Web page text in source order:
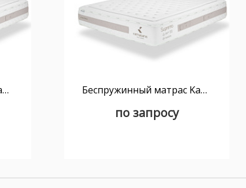
Беспружинный матрас Kamasana Supremo 200x210 Беспружинный матрас Kamasana Supremo 200x220
по запросу